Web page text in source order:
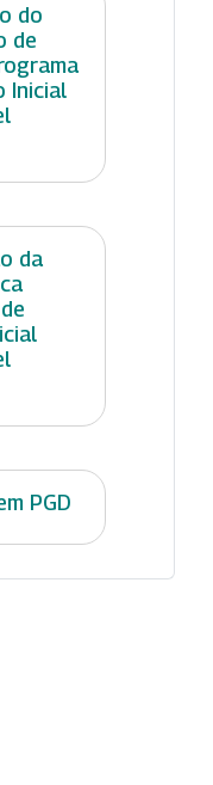
do
de
Inicial
da
PGD